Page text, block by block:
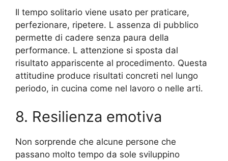
Il tempo solitario viene usato per praticare,
perfezionare, ripetere. L assenza di pubblico
permette di cadere senza paura della
performance. L attenzione si sposta dal
risultato appariscente al procedimento. Questa
attitudine produce risultati concreti nel lungo
periodo, in cucina come nel lavoro o nelle arti.
8. Resilienza emotiva
Non sorprende che alcune persone che
passano molto tempo da sole sviluppino